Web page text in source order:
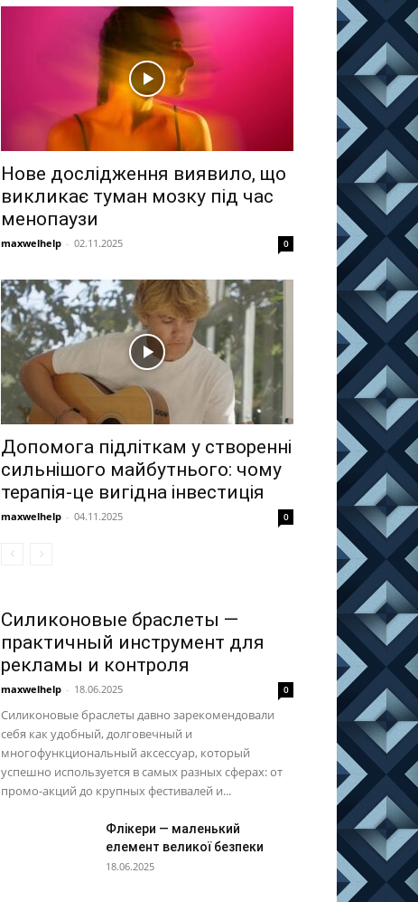
Нове дослідження виявило, що
викликає туман мозку під час
менопаузи
maxwelhelp - 02.11.2025 0
Допомога підліткам у створенні
сильнішого майбутнього: чому
терапія-це вигідна інвестиція
maxwelhelp - 04.11.2025 0
Силиконовые браслеты —
практичный инструмент для
рекламы и контроля
maxwelhelp - 18.06.2025 0
Силиконовые браслеты давно зарекомендовали
себя как удобный, долговечный и
многофункциональный аксессуар, который
успешно используется в самых разных сферах: от
промо-акций до крупных фестивалей и...
Флікери — маленький
елемент великої безпеки
18.06.2025